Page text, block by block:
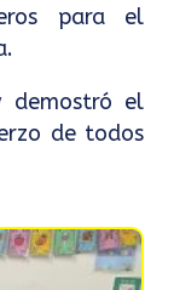
para el
demostró el
de todos